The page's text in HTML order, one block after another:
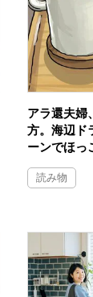
アラ還夫婦
方。海辺ド
ーンでほっ
読み物